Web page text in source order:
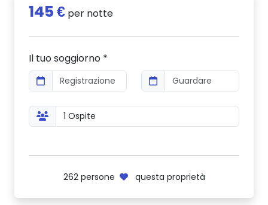
145 € per notte
Il tuo soggiorno *
262persone questa proprietà